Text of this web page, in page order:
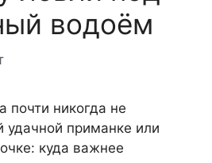
водоём
почти никогда не
удачной приманке или
куда важнее